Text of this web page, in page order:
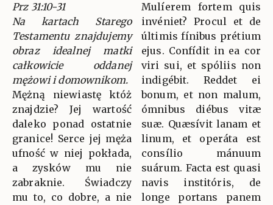
Prz 31:10-31
Na kartach Starego
Testamentu znajdujemy
obraz idealnej matki
całkowicie oddanej
mężowi i domownikom.
Mężną niewiastę któż
znajdzie? Jej wartość
daleko ponad ostatnie
granice! Serce jej męża
ufność w niej pokłada,
a zysków mu nie
zabraknie. Świadczy
mu to, co dobre, a nie
Mulíerem fortem quis
invéniet? Procul et de
últimis fínibus prétium
ejus. Confídit in ea cor
viri sui, et spóliis non
indigébit. Reddet ei
bonum, et non malum,
ómnibus diébus vitæ
suæ. Quæsívit lanam et
linum, et operáta est
consílio mánuum
suárum. Facta est quasi
navis institóris, de
longe portans panem